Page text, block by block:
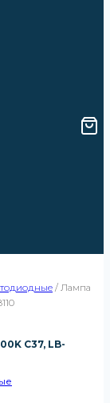
/ Лампа
С37, LB-